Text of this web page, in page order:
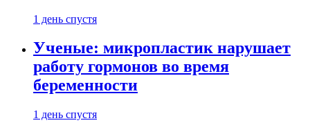
1 день спустя
Ученые: микропластик нарушает
работу гормонов во время
беременности
1 день спустя